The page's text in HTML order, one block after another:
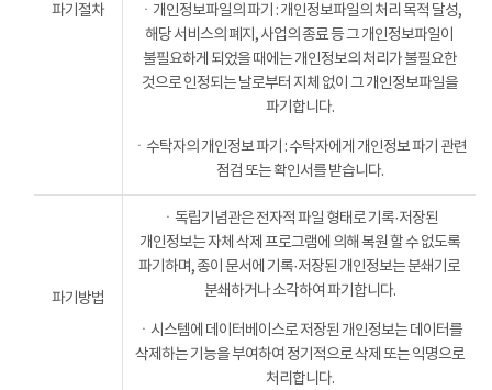
파기절차
ㆍ개인정보파일의 파기 : 개인정보파일의 처리 목적 달성,
해당 서비스의 폐지, 사업의 종료 등 그 개인정보파일이
불필요하게 되었을 때에는 개인정보의 처리가 불필요한
것으로 인정되는 날로부터 지체 없이 그 개인정보파일을
파기합니다.
ㆍ수탁자의 개인정보 파기 : 수탁자에게 개인정보 파기 관련
점검 또는 확인서를 받습니다.
파기방법
ㆍ독립기념관은 전자적 파일 형태로 기록·저장된
개인정보는 자체 삭제 프로그램에 의해 복원 할 수 없도록
파기하며, 종이 문서에 기록·저장된 개인정보는 분쇄기로
분쇄하거나 소각하여 파기합니다.
ㆍ시스템에 데이터베이스로 저장된 개인정보는 데이터를
삭제하는 기능을 부여하여 정기적으로 삭제 또는 익명으로
처리합니다.